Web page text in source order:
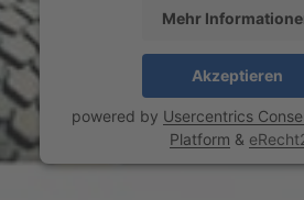
Mehr
Akzeptieren
powered by Usercentrics
Platform &